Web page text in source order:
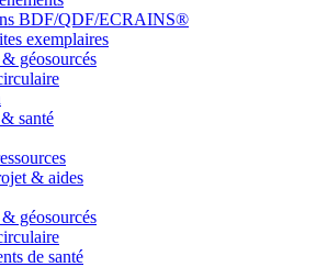
BDF/QDF/ECRAINS®
exemplaires
géosourcés
santé
& aides
géosourcés
de santé